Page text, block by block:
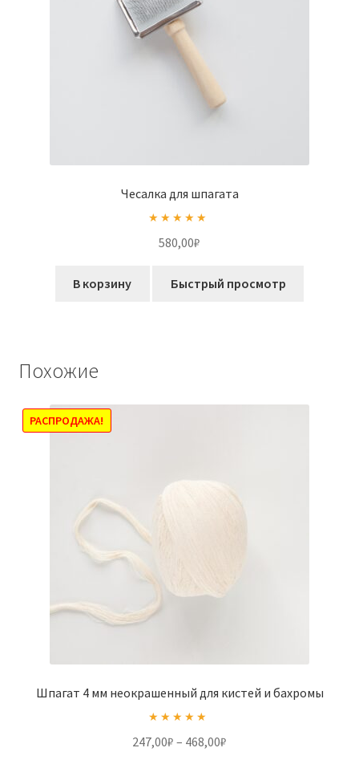
Чесалка для шпагата
из 5
580,00₽
В корзину Быстрый просмотр
Похожие
Шпагат 4 мм неокрашенный для кистей и бахромы
РАСПРОДАЖА!
247,00₽ – 468,00₽